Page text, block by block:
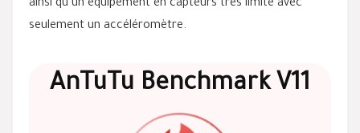
ainsi qu’un équipement en capteurs très limité avec
seulement un accéléromètre.
AnTuTu Benchmark V11